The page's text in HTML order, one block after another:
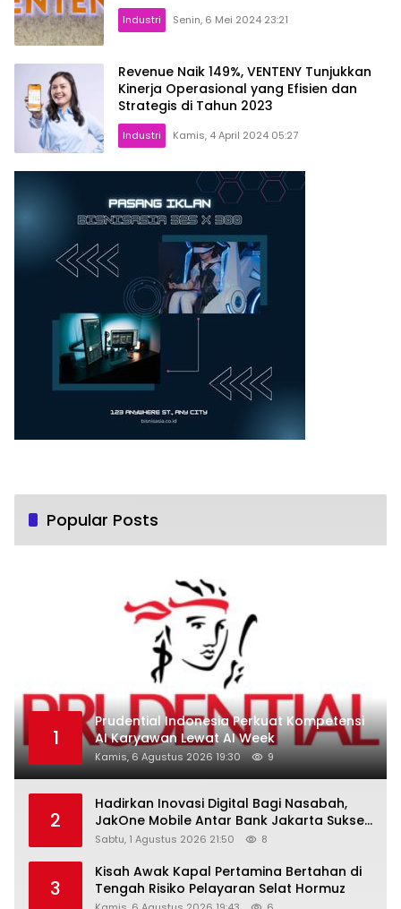
Industri Senin, 6 Mei 2024 23:21
Revenue Naik 149%, VENTENY Tunjukkan
Kinerja Operasional yang Efisien dan
Strategis di Tahun 2023
Industri Kamis, 4 April 2024 05:27
Popular Posts
1
Prudential Indonesia Perkuat Kompetensi
AI Karyawan Lewat AI Week
Kamis, 6 Agustus 2026 19:30 9
2
Hadirkan Inovasi Digital Bagi Nasabah,
JakOne Mobile Antar Bank Jakarta Sukses
Raih Digital Excellence Awards 2026
Sabtu, 1 Agustus 2026 21:50 8
3
Kisah Awak Kapal Pertamina Bertahan di
Tengah Risiko Pelayaran Selat Hormuz